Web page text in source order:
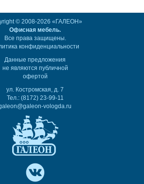
© 2008-2026 «ГАЛЕОН»
Офисная мебель.
Все права защищены.
конфиденциальности
Данные предложения
не являются публичной
офертой
ул. Костромская, д. 7
Тел.: (8172) 23-99-11
vologda.ru